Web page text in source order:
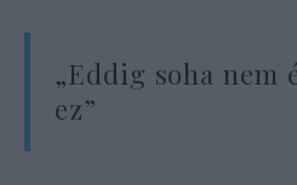
„Eddig soha nem
ez”